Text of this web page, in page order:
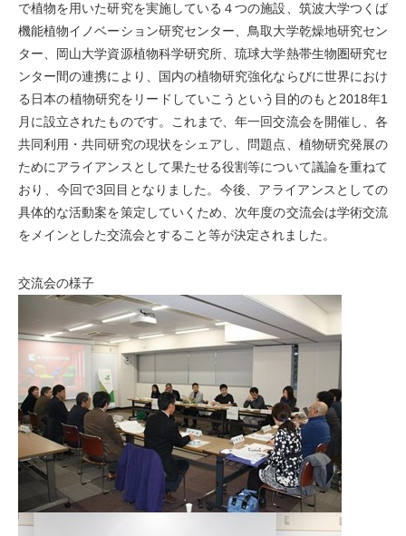
で植物を用いた研究を実施している４つの施設、筑波大学つくば
機能植物イノベーション研究センター、鳥取大学乾燥地研究セン
ター、岡山大学資源植物科学研究所、琉球大学熱帯生物圏研究セ
ンター間の連携により、国内の植物研究強化ならびに世界におけ
る日本の植物研究をリードしていこうという目的のもと2018年1
月に設立されたものです。これまで、年一回交流会を開催し、各
共同利用・共同研究の現状をシェアし、問題点、植物研究発展の
ためにアライアンスとして果たせる役割等について議論を重ねて
おり、今回で3回目となりました。今後、アライアンスとしての
具体的な活動案を策定していくため、次年度の交流会は学術交流
をメインとした交流会とすること等が決定されました。
交流会の様子